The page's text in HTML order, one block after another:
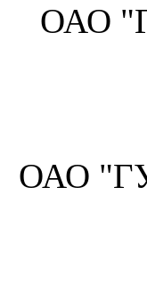
ОАО
ОАО